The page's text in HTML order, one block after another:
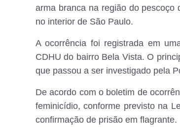
arma branca na região do pescoço
no interior de São Paulo.
A ocorrência foi registrada em
CDHU do bairro Bela Vista. O
que passou a ser investigado pela
De acordo com o boletim de
feminicídio, conforme previsto na
confirmação de prisão em flagrante.